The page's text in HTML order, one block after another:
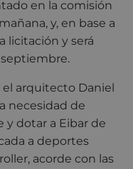
en la comisión
y, en base a
licitación y será
arquitecto Daniel
necesidad de
y dotar a Eibar de
a deportes
acorde con las